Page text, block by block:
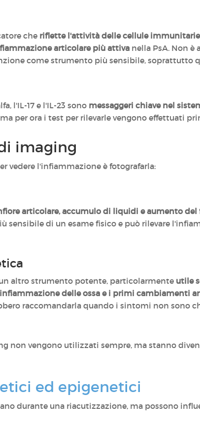
che riflette l'attività delle cellule immunitarie
articolare più attiva nella PsA. Non
come strumento più sensibile, soprattutto
l'IL-17 e l'IL-23 sono messaggeri chiave nel
ma per ora i test per rilevarle vengono effettuati
imaging
vedere l'infiammazione è fotografarla:
articolare, accumulo di liquidi e aumento
sensibile di un esame fisico e può rilevare
altro strumento potente, particolarmente utile
infiammazione delle ossa e i primi cambiamenti
raccomandarla quando i sintomi non sono
non vengono utilizzati sempre, ma stanno
ed epigenetici
durante una riacutizzazione, ma possono